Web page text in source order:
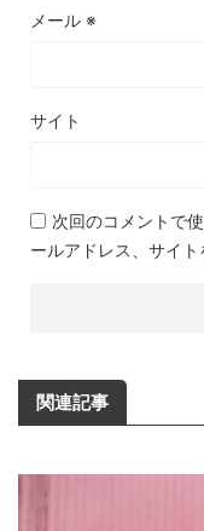
メール ※
サイト
次回のコメントで
ールアドレス、サイト
関連記事